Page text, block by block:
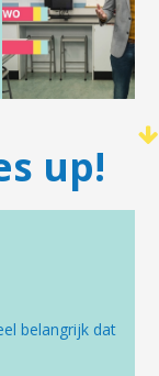
up!
belangrijk dat